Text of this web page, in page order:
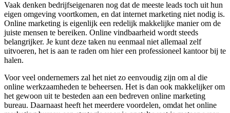
Vaak denken bedrijfseigenaren nog dat de meeste leads toch uit hun
eigen omgeving voortkomen, en dat internet marketing niet nodig is.
Online marketing is eigenlijk een redelijk makkelijke manier om de
juiste mensen te bereiken. Online vindbaarheid wordt steeds
belangrijker. Je kunt deze taken nu eenmaal niet allemaal zelf
uitvoeren, het is aan te raden om hier een professioneel kantoor bij te
halen.
Voor veel ondernemers zal het niet zo eenvoudig zijn om al die
online werkzaamheden te beheersen. Het is dan ook makkelijker om
het gewoon uit te besteden aan een bedreven online marketing
bureau. Daarnaast heeft het meerdere voordelen, omdat het online